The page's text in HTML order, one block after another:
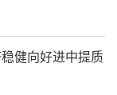
健向好进中提质